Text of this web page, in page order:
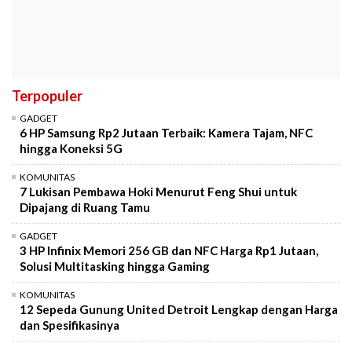
Terpopuler
GADGET
6 HP Samsung Rp2 Jutaan Terbaik: Kamera Tajam, NFC
hingga Koneksi 5G
KOMUNITAS
7 Lukisan Pembawa Hoki Menurut Feng Shui untuk
Dipajang di Ruang Tamu
GADGET
3 HP Infinix Memori 256 GB dan NFC Harga Rp1 Jutaan,
Solusi Multitasking hingga Gaming
KOMUNITAS
12 Sepeda Gunung United Detroit Lengkap dengan Harga
dan Spesifikasinya